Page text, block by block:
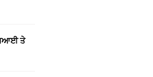
ਤੇ